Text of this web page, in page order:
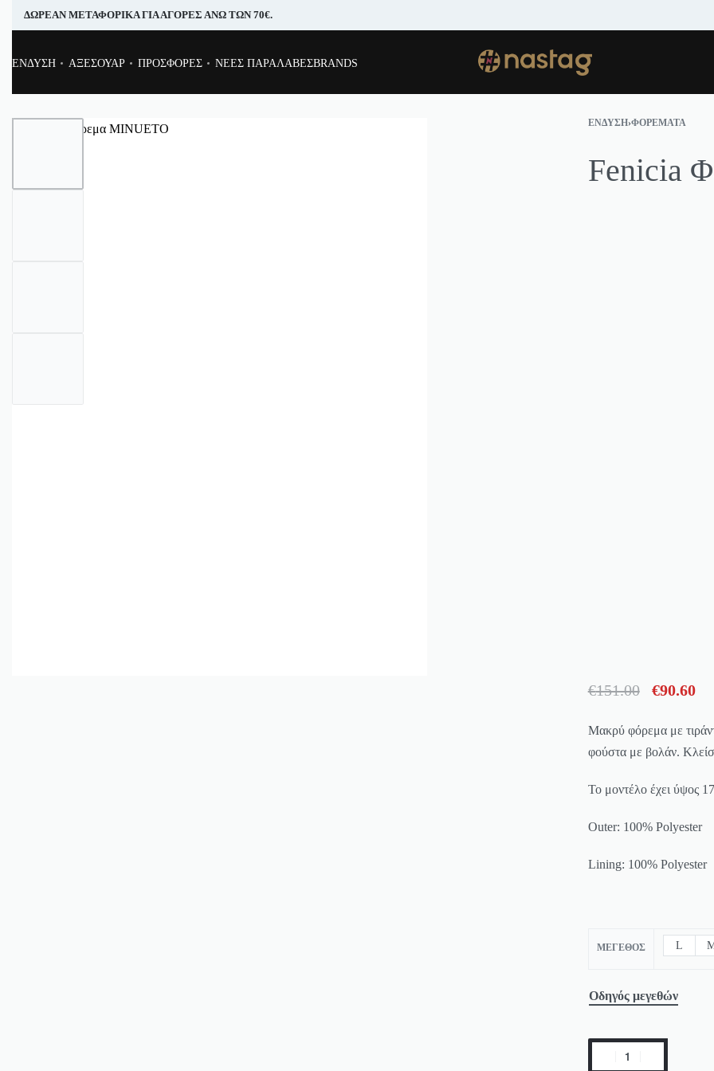
ΔΩΡΕΑΝ ΜΕΤΑΦΟΡΙΚΑ ΓΙΑ ΑΓΟΡΕΣ ΑΝΩ ΤΩΝ 70€.
ΕΝΔΥΣΗ ΑΞΕΣΟΥΑΡ ΠΡΟΣΦΟΡΕΣ ΝΕΕΣ ΠΑΡΑΛΑΒΕΣBRANDS
ΈΝΔΥΣΗ›ΦΟΡΈΜΑΤΑ
Fenicia
€151.00 €90.60
Μακρύ φόρεμα με
φούστα με βολάν.
Το μοντέλο έχει ύψος
Outer: 100% Polyester
Lining: 100% Polyester
ΜΈΓΕΘΟΣ L
Οδηγός μεγεθών